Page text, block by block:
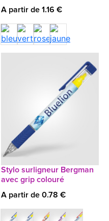
A partir de 1.16 €
Stylo surligneur Bergman
avec grip colouré
A partir de 0.78 €